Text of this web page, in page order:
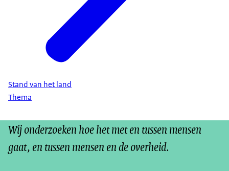
Stand van het land
Thema
Wij onderzoeken hoe het met en tussen mensen
gaat, en tussen mensen en de overheid.